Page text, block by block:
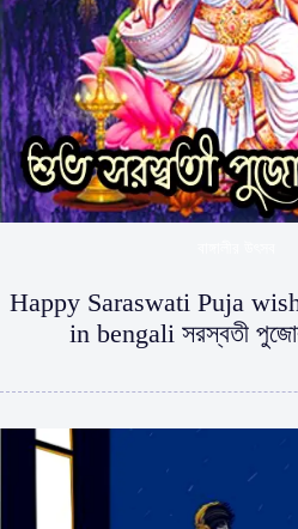
Happy Saraswati Puja
in bengali সরস্বতী